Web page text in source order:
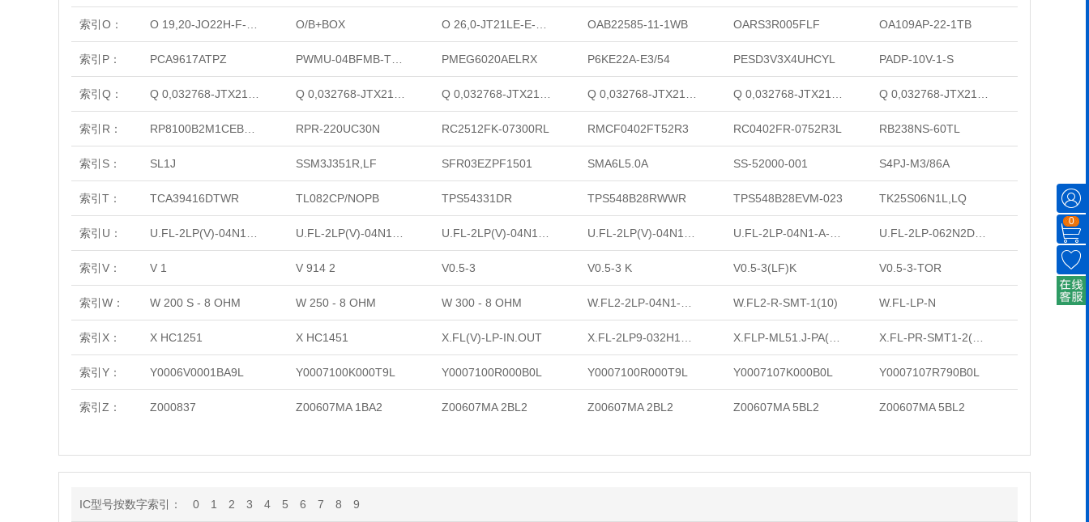
索引O： O/B+BOX OAB22585-11-1WB OARS3R005FLF OA109AP-22-1TB
索引P： PCA9617ATPZ PMEG6020AELRX P6KE22A-E3/54 PESD3V3X4UHCYL PADP-10V-1-S
索引Q：
索引R： RPR-220UC30N RC2512FK-07300RL RMCF0402FT52R3 RC0402FR-0752R3L RB238NS-60TL
索引S： SL1J SSM3J351R,LF SFR03EZPF1501 SMA6L5.0A SS-52000-001 S4PJ-M3/86A
索引T： TCA39416DTWR TL082CP/NOPB TPS54331DR TPS548B28RWWR TPS548B28EVM-023 TK25S06N1L,LQ
索引U：
索引V： V 1 V 914 2 V0.5-3 V0.5-3 K V0.5-3(LF)K V0.5-3-TOR
索引W： W 200 S - 8 OHM W 250 - 8 OHM W 300 - 8 OHM W.FL2-R-SMT-1(10) W.FL-LP-N
索引X： X HC1251 X HC1451 X.FL(V)-LP-IN.OUT
索引Y： Y0006V0001BA9L Y0007100K000T9L Y0007100R000B0L Y0007100R000T9L Y0007107K000B0L Y0007107R790B0L
索引Z： Z000837 Z00607MA 1BA2 Z00607MA 2BL2 Z00607MA 2BL2 Z00607MA 5BL2 Z00607MA 5BL2
IC型号按数字索引： 0 1 2 3 4 5 6 7 8 9
0